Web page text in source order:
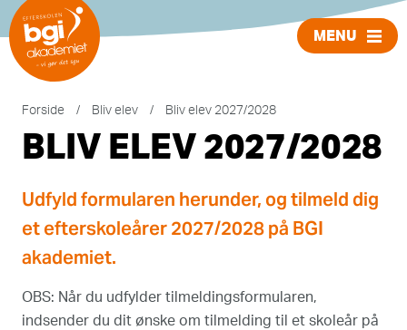
MENU
LUK
Forside / Bliv elev / Bliv elev 2027/2028
BLIV ELEV 2027/2028
Udfyld formularen herunder, og tilmeld dig
et efterskoleårer 2027/2028 på BGI
akademiet.
OBS: Når du udfylder tilmeldingsformularen,
indsender du dit ønske om tilmelding til et skoleår på